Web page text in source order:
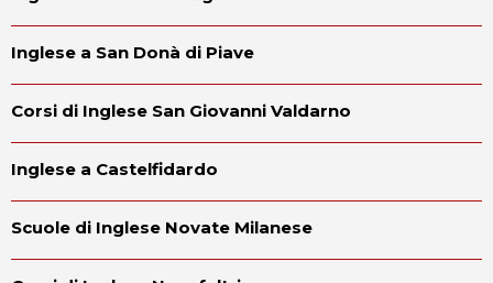
Inglese a San Donà di Piave
Corsi di Inglese San Giovanni Valdarno
Inglese a Castelfidardo
Scuole di Inglese Novate Milanese